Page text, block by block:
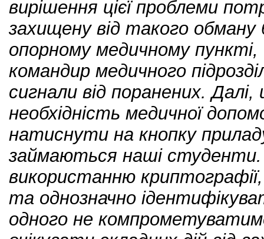
вирішення цієї проблеми
захищену від такого обману
опорному медичному
командир медичного
сигнали від поранених.
необхідність медичної
натиснути на кнопку
займаються наші студенти.
використанню
та однозначно
одного не